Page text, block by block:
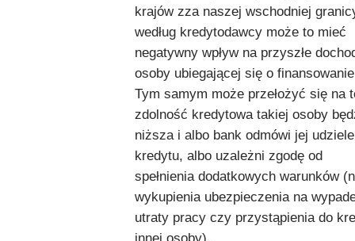
krajów zza naszej wschodniej
według kredytodawcy może to mieć
negatywny wpływ na przyszłe
osoby ubiegającej się o
Tym samym może przełożyć się na
zdolność kredytowa takiej osoby
niższa i albo bank odmówi jej
kredytu, albo uzależni zgodę od
spełnienia dodatkowych warunków
wykupienia ubezpieczenia na
utraty pracy czy przystąpienia do